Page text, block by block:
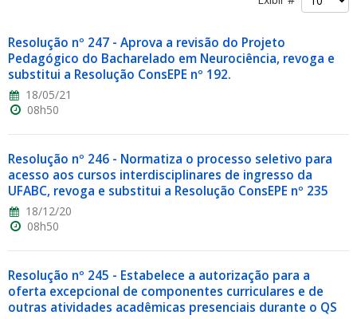
Resolução nº 247 - Aprova a revisão do Projeto
Pedagógico do Bacharelado em Neurociência, revoga e
substitui a Resolução ConsEPE nº 192.
18/05/21
08h50
Resolução nº 246 - Normatiza o processo seletivo para
acesso aos cursos interdisciplinares de ingresso da
UFABC, revoga e substitui a Resolução ConsEPE nº 235
18/12/20
08h50
Resolução nº 245 - Estabelece a autorização para a
oferta excepcional de componentes curriculares e de
outras atividades acadêmicas presenciais durante o QS